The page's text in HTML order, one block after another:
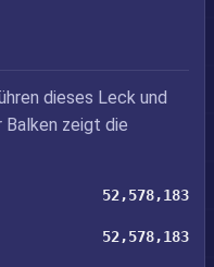
dieses Leck und
Balken zeigt die
52,578,183
52,578,183